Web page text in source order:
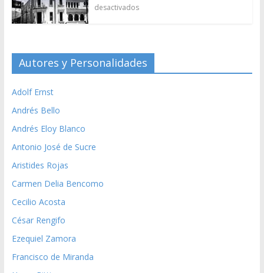
desactivados
Autores y Personalidades
Adolf Ernst
Andrés Bello
Andrés Eloy Blanco
Antonio José de Sucre
Aristides Rojas
Carmen Delia Bencomo
Cecilio Acosta
César Rengifo
Ezequiel Zamora
Francisco de Miranda